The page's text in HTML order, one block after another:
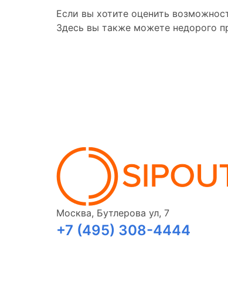
Если вы хотите оценить
Здесь вы также можете недорого
Москва, Бутлерова ул, 7
+7 (495) 308-4444